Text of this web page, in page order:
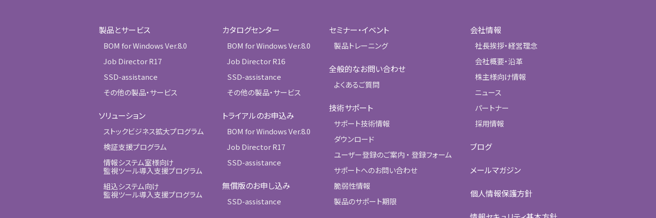
製品とサービス
BOM for Windows Ver.8.0
Job Director R17
SSD-assistance
その他の製品・サービス
ソリューション
ストックビジネス拡大プログラム
検証支援プログラム
情報システム室様向け
監視ツール導入支援プログラム
組込システム向け
監視ツール導入支援プログラム
カタログセンター
BOM for Windows Ver.8.0
Job Director R16
SSD-assistance
その他の製品・サービス
トライアルのお申込み
BOM for Windows Ver.8.0
Job Director R17
SSD-assistance
無償版のお申し込み
SSD-assistance
セミナー・イベント
製品トレーニング
全般的なお問い合わせ
よくあるご質問
技術サポート
サポート技術情報
ダウンロード
ユーザー登録のご案内 ・ 登録フォーム
サポートへのお問い合わせ
脆弱性情報
製品のサポート期限
会社情報
社長挨拶・経営理念
会社概要・沿革
株主様向け情報
ニュース
パートナー
採用情報
ブログ
メールマガジン
個人情報保護方針